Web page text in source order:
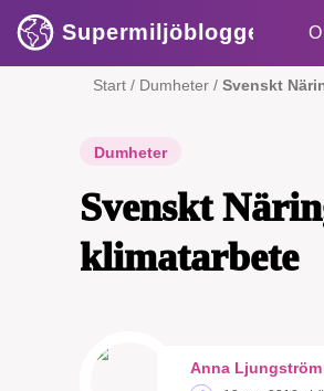
Supermiljöbloggen
Start / Dumheter / Svenskt
Dumheter
Svenskt
klimatarbete
Anna Ljungström